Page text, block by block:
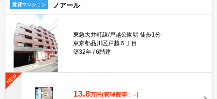
賃貸マンション ノアール
東急大井町線/戸越公園駅 徒歩1分
東京都品川区戸越５丁目
築32年
6階建
13.8万円(管理費等：--)